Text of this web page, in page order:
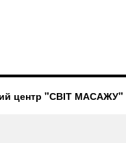
центр "СВІТ МАСАЖУ"